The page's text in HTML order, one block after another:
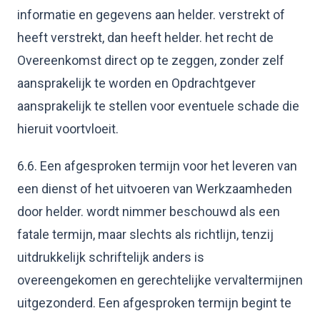
informatie en gegevens aan helder. verstrekt of
heeft verstrekt, dan heeft helder. het recht de
Overeenkomst direct op te zeggen, zonder zelf
aansprakelijk te worden en Opdrachtgever
aansprakelijk te stellen voor eventuele schade die
hieruit voortvloeit.
6.6. Een afgesproken termijn voor het leveren van
een dienst of het uitvoeren van Werkzaamheden
door helder. wordt nimmer beschouwd als een
fatale termijn, maar slechts als richtlijn, tenzij
uitdrukkelijk schriftelijk anders is
overeengekomen en gerechtelijke vervaltermijnen
uitgezonderd. Een afgesproken termijn begint te